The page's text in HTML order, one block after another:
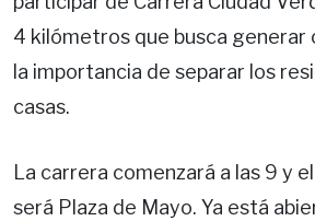
4 kilómetros que busca generar
la importancia de separar los
casas.
La carrera comenzará a las 9 y
será Plaza de Mayo. Ya está